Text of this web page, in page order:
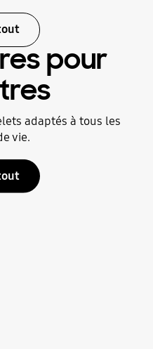
pour
adaptés à tous les
vie.